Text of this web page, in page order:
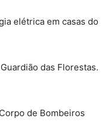
elétrica em casas do
das Florestas.
de Bombeiros